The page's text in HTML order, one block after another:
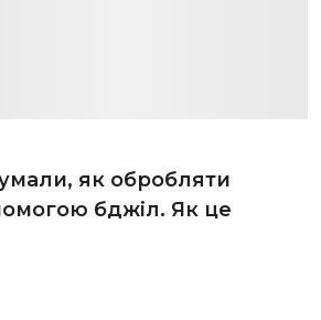
як обробляти
бджіл. Як це